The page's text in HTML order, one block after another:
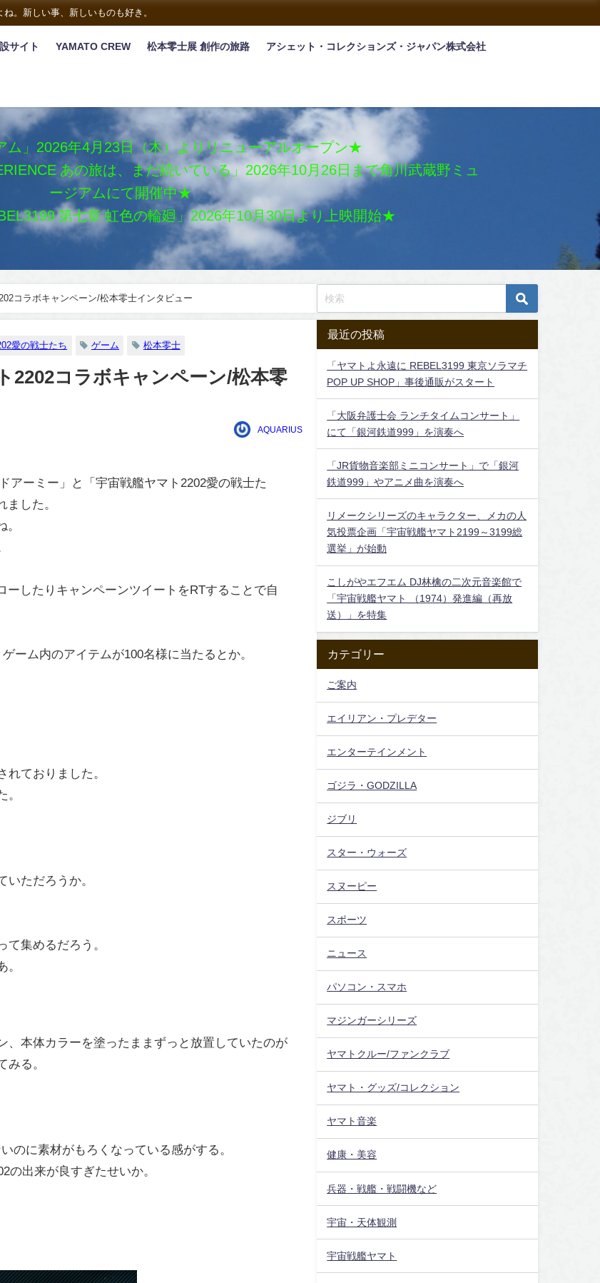
。新しい事、新しいものも好き。
サイト YAMATO CREW 松本零士展 創作の旅路 アシェット・コレクションズ・ジャパン株式会社
」2026年4月23日（木）よりリニューアルオープン★
あの旅は、まだ続いている」2026年10月26日まで角川武蔵野ミュ
ージアムにて開催中★
第七章 虹色の輪廻」2026年10月30日より上映開始★
コラボキャンペーン/松本零士インタビュー
愛の戦士たち ゲーム 松本零士
2202コラボキャンペーン/松本零
AQUARIUS
アーミー」と「宇宙戦艦ヤマト2202愛の戦士た
ました。
。
ーしたりキャンペーンツイートをRTすることで自
ーム内のアイテムが100名様に当たるとか。
れておりました。
。
いただろうか。
て集めるだろう。
。
、本体カラーを塗ったままずっと放置していたのが
みる。
のに素材がもろくなっている感がする。
の出来が良すぎたせいか。
最近の投稿
「ヤマトよ永遠に REBEL3199 東京ソラマチ
POP UP SHOP」事後通販がスタート
「大阪弁護士会 ランチタイムコンサート」
にて「銀河鉄道999」を演奏へ
「JR貨物音楽部ミニコンサート」で「銀河
鉄道999」やアニメ曲を演奏へ
リメークシリーズのキャラクター、メカの人
気投票企画「宇宙戦艦ヤマト2199～3199総
選挙」が始動
こしがやエフエム DJ林檎の二次元音楽館で
「宇宙戦艦ヤマト （1974）発進編（再放
送）」を特集
カテゴリー
ご案内
エイリアン・プレデター
エンターテインメント
ゴジラ・GODZILLA
ジブリ
スター・ウォーズ
スヌーピー
スポーツ
ニュース
パソコン・スマホ
マジンガーシリーズ
ヤマトクルー/ファンクラブ
ヤマト・グッズ/コレクション
ヤマト音楽
健康・美容
兵器・戦艦・戦闘機など
宇宙・天体観測
宇宙戦艦ヤマト